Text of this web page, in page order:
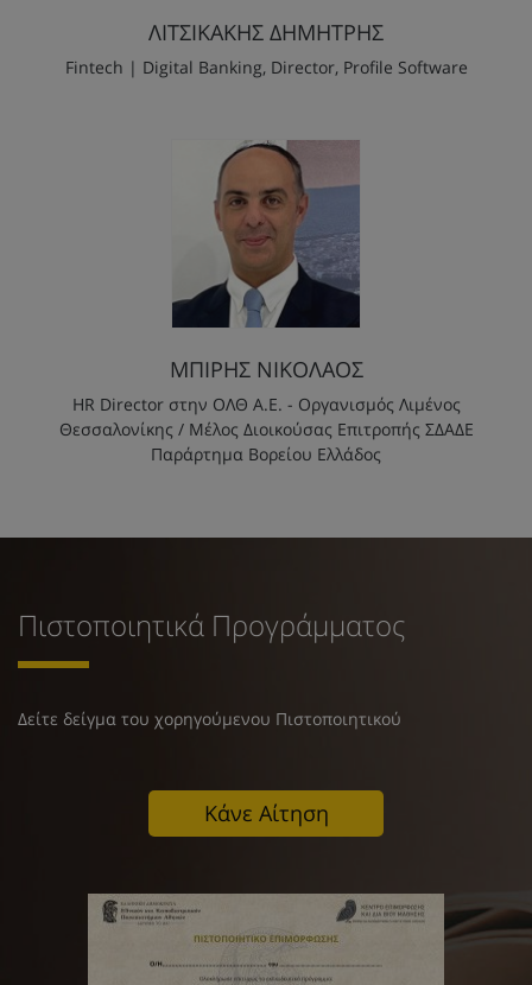
ΛΙΤΣΙΚΑΚΗΣ ΔΗΜΗΤΡΗΣ
Fintech | Digital Banking, Director, Profile Software
ΜΠΙΡΗΣ ΝΙΚΟΛΑΟΣ
HR Director στην ΟΛΘ Α.Ε. - Οργανισμός Λιμένος
Θεσσαλονίκης / Μέλος Διοικούσας Επιτροπής ΣΔΑΔΕ
Παράρτημα Βορείου Ελλάδος
Πιστοποιητικά Προγράμματος
Δείτε δείγμα του χορηγούμενου Πιστοποιητικού
Κάνε Αίτηση